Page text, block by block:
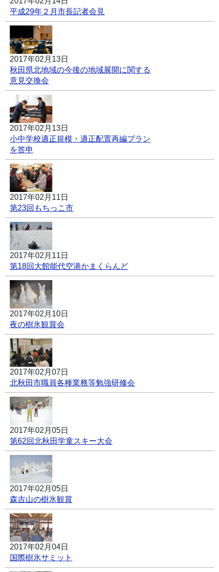
平成29年２月市長記者会見
2017年02月13日
秋田県北地域の今後の地域展開に関する
意見交換会
2017年02月13日
小中学校適正規模・適正配置再編プラン
を答申
2017年02月11日
第23回もちっこ市
2017年02月11日
第18回大館能代空港かまくらんど
2017年02月10日
夜の樹氷観賞会
2017年02月07日
北秋田市職員各種業務等勉強研修会
2017年02月05日
第62回北秋田学童スキー大会
2017年02月05日
森吉山の樹氷観賞
2017年02月04日
国際樹氷サミット